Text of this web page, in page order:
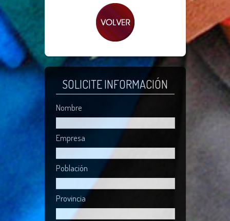
SOLICITE INFORMACIÓN
Nombre
Empresa
Población
Provincia